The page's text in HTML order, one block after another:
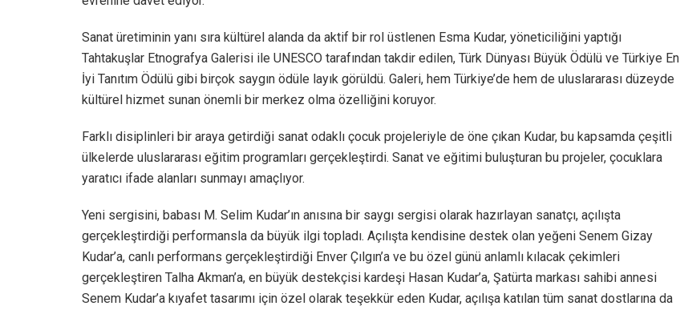
Sanat üretiminin yanı sıra kültürel alanda da aktif bir rol üstlenen Esma Kudar, yöneticiliğini yaptığı
Tahtakuşlar Etnografya Galerisi ile UNESCO tarafından takdir edilen, Türk Dünyası Büyük Ödülü ve Türkiye En
İyi Tanıtım Ödülü gibi birçok saygın ödüle layık görüldü. Galeri, hem Türkiye’de hem de uluslararası düzeyde
kültürel hizmet sunan önemli bir merkez olma özelliğini koruyor.
Farklı disiplinleri bir araya getirdiği sanat odaklı çocuk projeleriyle de öne çıkan Kudar, bu kapsamda çeşitli
ülkelerde uluslararası eğitim programları gerçekleştirdi. Sanat ve eğitimi buluşturan bu projeler, çocuklara
yaratıcı ifade alanları sunmayı amaçlıyor.
Yeni sergisini, babası M. Selim Kudar’ın anısına bir saygı sergisi olarak hazırlayan sanatçı, açılışta
gerçekleştirdiği performansla da büyük ilgi topladı. Açılışta kendisine destek olan yeğeni Senem Gizay
Kudar’a, canlı performans gerçekleştirdiği Enver Çılgın’a ve bu özel günü anlamlı kılacak çekimleri
gerçekleştiren Talha Akman’a, en büyük destekçisi kardeşi Hasan Kudar’a, Şatürta markası sahibi annesi
Senem Kudar’a kıyafet tasarımı için özel olarak teşekkür eden Kudar, açılışa katılan tüm sanat dostlarına da